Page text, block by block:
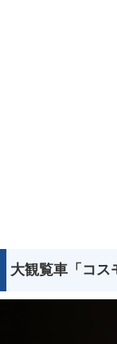
大観覧車「コス